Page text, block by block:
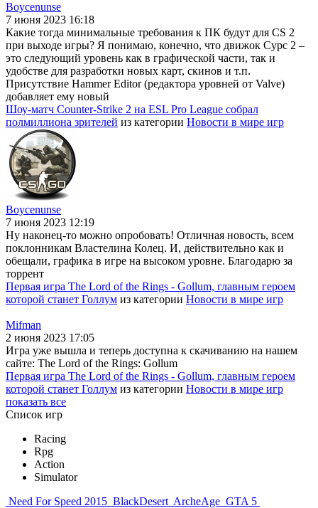
Boycenunse
7 июня 2023 16:18
Какие тогда минимальные требования к ПК будут для CS 2
при выходе игры? Я понимаю, конечно, что движок Сурс 2 –
это следующий уровень как в графической части, так и
удобстве для разработки новых карт, скинов и т.п.
Присутствие Hammer Editor (редактора уровней от Valve)
добавляет ему новый
Шоу-матч Counter-Strike 2 на ESL Pro League собрал
полмиллиона зрителей из категории Новости в мире игр
Boycenunse
7 июня 2023 12:19
Ну наконец-то можно опробовать! Отличная новость, всем
поклонникам Властелина Колец. И, действительно как и
обещали, графика в игре на высоком уровне. Благодарю за
торрент
Первая игра The Lord of the Rings - Gollum, главным героем
которой станет Голлум из категории Новости в мире игр
Mifman
2 июня 2023 17:05
Игра уже вышла и теперь доступна к скачиванию на нашем
сайте: The Lord of the Rings: Gollum
Первая игра The Lord of the Rings - Gollum, главным героем
которой станет Голлум из категории Новости в мире игр
показать все
Список игр
Racing
Rpg
Action
Simulator
Need For Speed 2015 BlackDesert ArcheAge GTA 5